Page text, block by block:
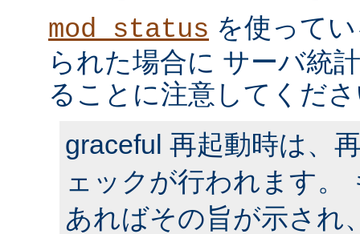
mod_status を使って
られた場合に サーバ統
ることに注意してくだ
graceful 再起動時は、
ェックが行われます。
あればその旨が示され